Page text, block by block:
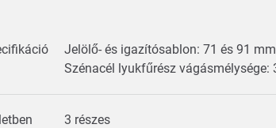
Jelölő- és igazítósablon: 71 és 91
Szénacél lyukfűrész vágásmélysége:
3 részes